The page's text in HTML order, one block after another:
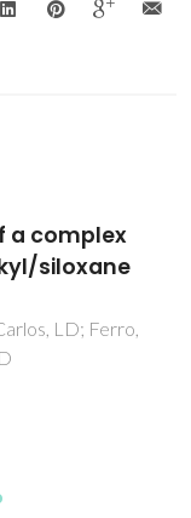
for NGOA
E; Lima, M;